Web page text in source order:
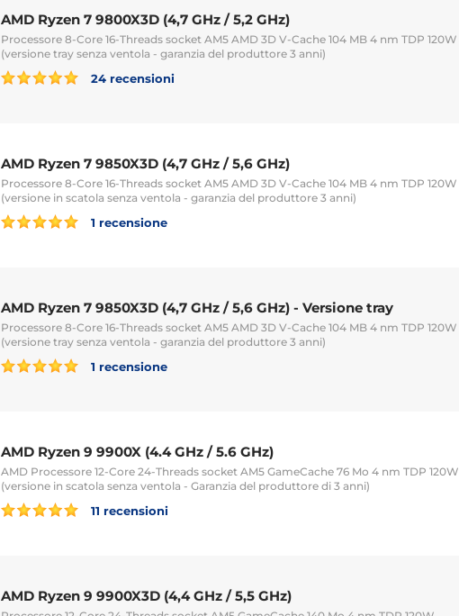
AMD Ryzen 7 9800X3D (4,7 GHz / 5,2 GHz)
Processore 8-Core 16-Threads socket AM5 AMD 3D V-Cache 104 MB 4 nm TDP 120W
(versione tray senza ventola - garanzia del produttore 3 anni)
24 recensioni
AMD Ryzen 7 9850X3D (4,7 GHz / 5,6 GHz)
Processore 8-Core 16-Threads socket AM5 AMD 3D V-Cache 104 MB 4 nm TDP 120W
(versione in scatola senza ventola - garanzia del produttore 3 anni)
1 recensione
AMD Ryzen 7 9850X3D (4,7 GHz / 5,6 GHz) - Versione tray
Processore 8-Core 16-Threads socket AM5 AMD 3D V-Cache 104 MB 4 nm TDP 120W
(versione tray senza ventola - garanzia del produttore 3 anni)
1 recensione
AMD Ryzen 9 9900X (4.4 GHz / 5.6 GHz)
AMD Processore 12-Core 24-Threads socket AM5 GameCache 76 Mo 4 nm TDP 120W
(versione in scatola senza ventola - Garanzia del produttore di 3 anni)
11 recensioni
AMD Ryzen 9 9900X3D (4,4 GHz / 5,5 GHz)